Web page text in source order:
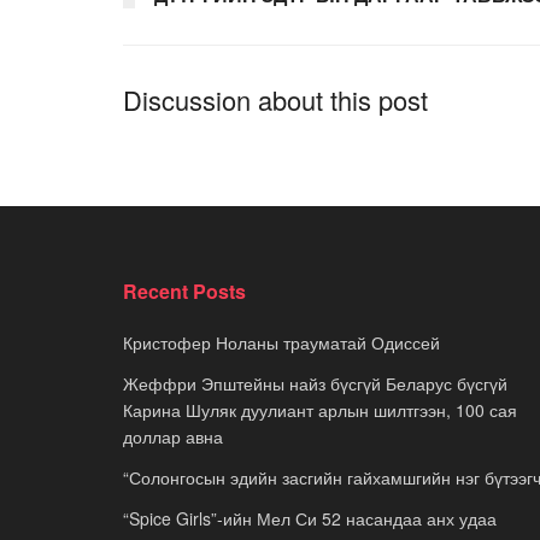
Discussion about this post
Recent Posts
Кристофер Ноланы трауматай Одиссей
Жеффри Эпштейны найз бүсгүй Беларус бүсгүй
Карина Шуляк дуулиант арлын шилтгээн, 100 сая
доллар авна
“Солонгосын эдийн засгийн гайхамшгийн нэг
“Spice Girls”-ийн Мел Си 52 насандаа анх удаа